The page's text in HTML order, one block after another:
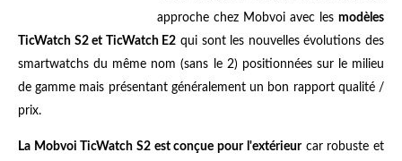
approche chez Mobvoi avec les modèles
TicWatch S2 et TicWatch E2 qui sont les nouvelles évolutions des
smartwatchs du même nom (sans le 2) positionnées sur le milieu
de gamme mais présentant généralement un bon rapport qualité /
prix.
La Mobvoi TicWatch S2 est conçue pour l'extérieurcar robuste et